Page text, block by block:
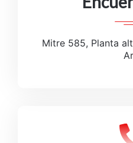
Mitre 585, Planta